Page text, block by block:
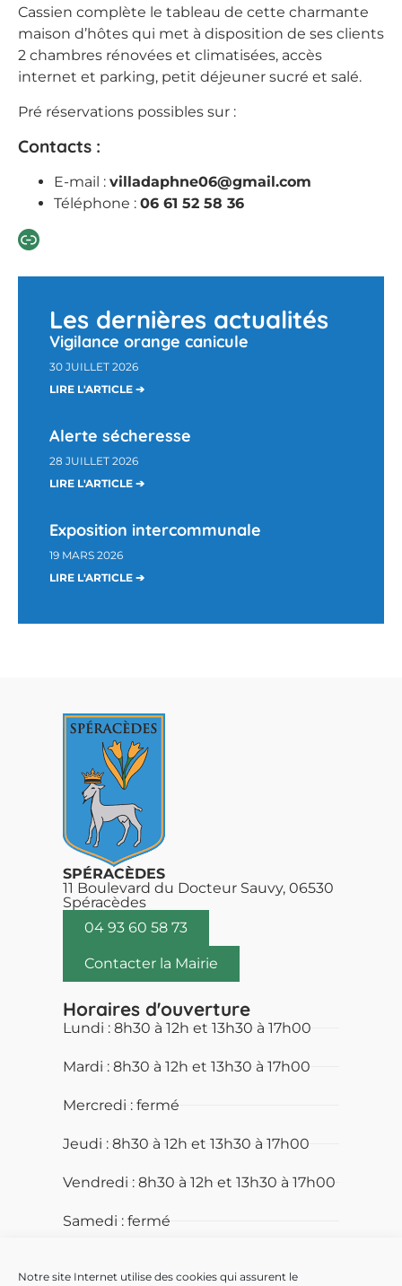
Notre site Internet utilise des cookies qui assurent le
Cassien complète le tableau de cette charmante
maison d’hôtes qui met à disposition de ses clients
2 chambres rénovées et climatisées, accès
internet et parking, petit déjeuner sucré et salé.
​Pré réservations possibles sur :
Contacts :
E-mail : villadaphne06@gmail.com
Téléphone : 06 61 52 58 36
Les dernières actualités
Vigilance orange canicule
30 JUILLET 2026
LIRE L'ARTICLE ➔
Alerte sécheresse
28 JUILLET 2026
LIRE L'ARTICLE ➔
Exposition intercommunale
19 MARS 2026
LIRE L'ARTICLE ➔
SPÉRACÈDES
11 Boulevard du Docteur Sauvy, 06530
Spéracèdes
04 93 60 58 73
Contacter la Mairie
Horaires d'ouverture
Lundi : 8h30 à 12h et 13h30 à 17h00
Mardi : 8h30 à 12h et 13h30 à 17h00
Mercredi : fermé
Jeudi : 8h30 à 12h et 13h30 à 17h00
Vendredi : 8h30 à 12h et 13h30 à 17h00
Samedi : fermé